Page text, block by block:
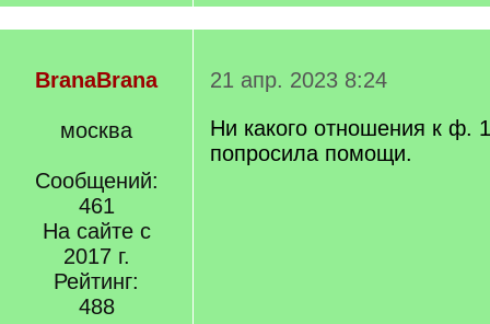
BranaBrana
москва
Сообщений:
461
На сайте с
2017 г.
Рейтинг:
488
21 апр. 2023 8:24
Ни какого отношения к ф.
попросила помощи.